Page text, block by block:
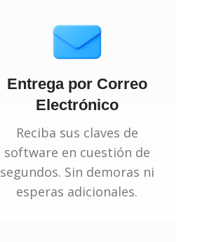
Entrega por Correo
Electrónico
Reciba sus claves de
software en cuestión de
segundos. Sin demoras ni
esperas adicionales.